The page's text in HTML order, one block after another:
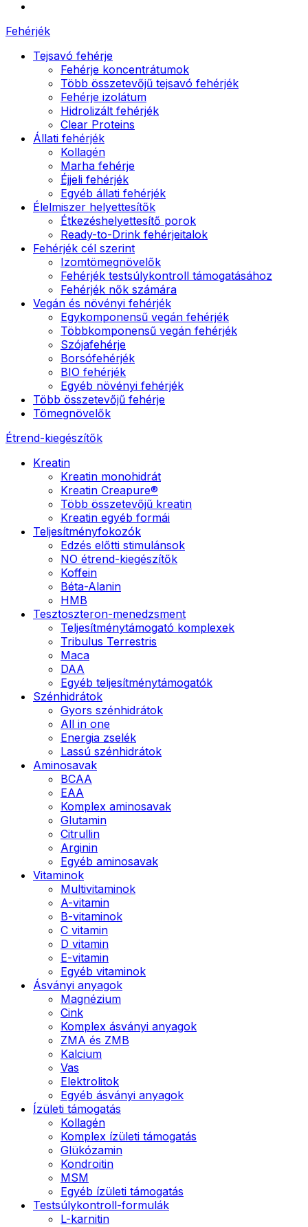
Fehérjék
Tejsavó fehérje
Fehérje koncentrátumok
Több összetevőjű tejsavó fehérjék
Fehérje izolátum
Hidrolizált fehérjék
Clear Proteins
Állati fehérjék
Kollagén
Marha fehérje
Éjjeli fehérjék
Egyéb állati fehérjék
Élelmiszer helyettesítők
Étkezéshelyettesítő porok
Ready-to-Drink fehérjeitalok
Fehérjék cél szerint
Izomtömegnövelők
Fehérjék testsúlykontroll támogatásához
Fehérjék nők számára
Vegán és növényi fehérjék
Egykomponensű vegán fehérjék
Többkomponensű vegán fehérjék
Szójafehérje
Borsófehérjék
BIO fehérjék
Egyéb növényi fehérjék
Több összetevőjű fehérje
Tömegnövelők
Étrend-kiegészítők
Kreatin
Kreatin monohidrát
Kreatin Creapure®
Több összetevőjű kreatin
Kreatin egyéb formái
Teljesítményfokozók
Edzés előtti stimulánsok
NO étrend-kiegészítők
Koffein
Béta-Alanin
HMB
Tesztoszteron-menedzsment
Teljesítménytámogató komplexek
Tribulus Terrestris
Maca
DAA
Egyéb teljesítménytámogatók
Szénhidrátok
Gyors szénhidrátok
All in one
Energia zselék
Lassú szénhidrátok
Aminosavak
BCAA
EAA
Komplex aminosavak
Glutamin
Citrullin
Arginin
Egyéb aminosavak
Vitaminok
Multivitaminok
A-vitamin
B-vitaminok
C vitamin
D vitamin
E-vitamin
Egyéb vitaminok
Ásványi anyagok
Magnézium
Cink
Komplex ásványi anyagok
ZMA és ZMB
Kalcium
Vas
Elektrolitok
Egyéb ásványi anyagok
Ízületi támogatás
Kollagén
Komplex ízületi támogatás
Glükózamin
Kondroitin
MSM
Egyéb ízületi támogatás
Testsúlykontroll-formulák
L-karnitin